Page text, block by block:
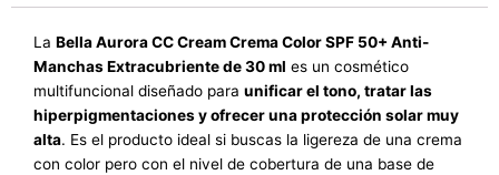
La Bella Aurora CC Cream Crema Color SPF 50+ Anti-
Manchas Extracubriente de 30 ml es un cosmético
multifuncional diseñado para unificar el tono, tratar las
hiperpigmentaciones y ofrecer una protección solar muy
alta. Es el producto ideal si buscas la ligereza de una crema
con color pero con el nivel de cobertura de una base de